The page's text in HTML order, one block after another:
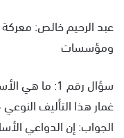
عبد الرحيم خالص:
ومؤسسات
سؤال رقم 1:
غمار هذا التأليف
الجواب: إن الدواعي